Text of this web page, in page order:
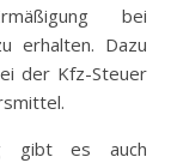
bei
erhalten. Dazu
der Kfz-Steuer
gibt es auch